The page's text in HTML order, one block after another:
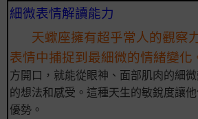
細微表情解讀能力
天蠍座擁有超乎常人的觀察
表情中捕捉到最細微的情緒變化
方開口，就能從眼神、面部肌肉的細
的想法和感受。這種天生的敏銳度讓
優勢。